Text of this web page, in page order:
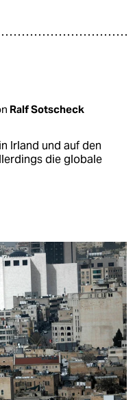
Ralf Sotscheck
Irland und auf den
die globale